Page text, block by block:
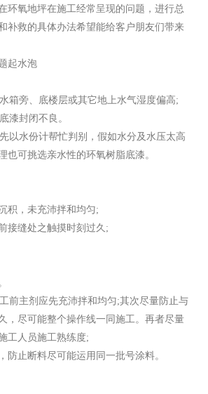
环氧地坪在施工经常呈现的问题，进行总
补救的具体办法希望能给客户朋友们带来
起水泡
旁、底楼层或其它地上水气湿度偏高;
封闭不良。
以水份计帮忙判别，假如水分及水压太高
也可挑选亲水性的环氧树脂底漆。
积，未充沛拌和均匀;
接缝处之触摸时刻过久;
前主剂应先充沛拌和均匀;其次尽量防止与
，尽可能整个操作线一同施工。再者尽量
工人员施工熟练度;
防止断料尽可能运用同一批号涂料。